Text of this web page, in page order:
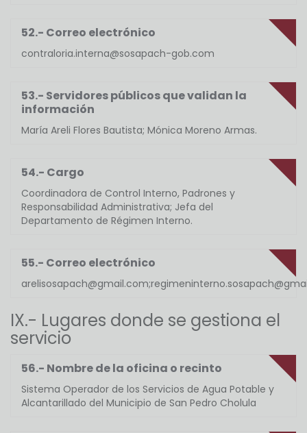
52.- Correo electrónico
contraloria.interna@sosapach-gob.com
53.- Servidores públicos que validan la
información
María Areli Flores Bautista; Mónica Moreno Armas.
54.- Cargo
Coordinadora de Control Interno, Padrones y
Responsabilidad Administrativa; Jefa del
Departamento de Régimen Interno.
55.- Correo electrónico
IX.- Lugares donde se gestiona el
servicio
56.- Nombre de la oficina o recinto
Sistema Operador de los Servicios de Agua Potable y
Alcantarillado del Municipio de San Pedro Cholula